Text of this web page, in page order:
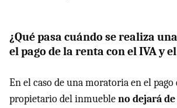
¿Qué pasa cuándo se realiza
el pago de la renta con el IVA y
En el caso de una moratoria en el pago
propietario del inmuebleno dejará